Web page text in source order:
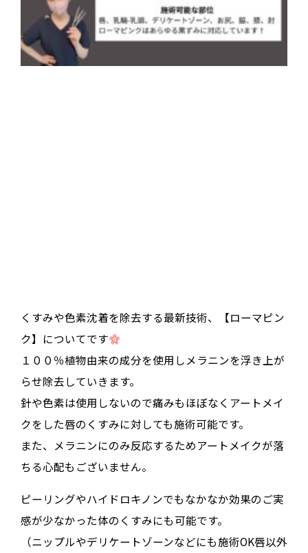
くすみや色素沈着を除去する最新技術、【ローマピン
ク】についてです
１００％植物由来の成分を使用しメラニンを浮き上が
らせ除去していきます。
針や色素は使用しないので痛みもほぼなくアートメイ
クをした唇のくすみに対しても施術可能です。
また、メラニンにのみ反応するためアートメイクが落
ちる心配もございません。
ピーリングやハイドロキノンでもなかなか効果のご実
感が少なかった体のくすみにも可能です。
（ニップルやデリケートゾーンなどにも施術OK唇以外